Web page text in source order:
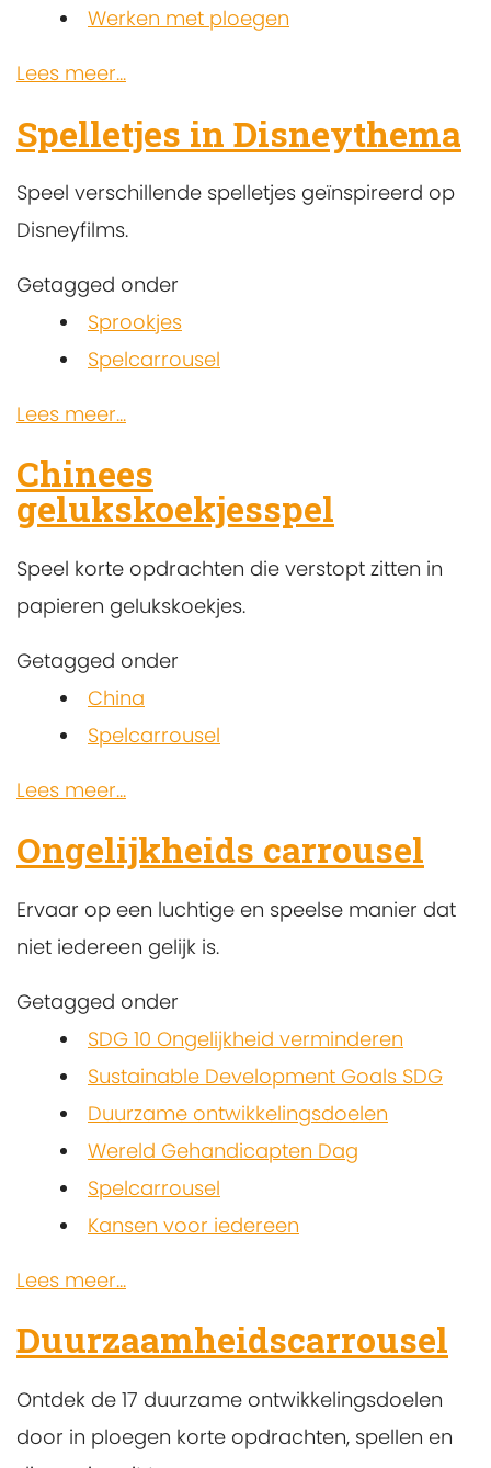
Werken met ploegen
Lees meer...
Spelletjes in Disneythema
Speel verschillende spelletjes geïnspireerd op
Disneyfilms.
Getagged onder
Sprookjes
Spelcarrousel
Lees meer...
Chinees
gelukskoekjesspel
Speel korte opdrachten die verstopt zitten in
papieren gelukskoekjes.
Getagged onder
China
Spelcarrousel
Lees meer...
Ongelijkheids carrousel
Ervaar op een luchtige en speelse manier dat
niet iedereen gelijk is.
Getagged onder
SDG 10 Ongelijkheid verminderen
Sustainable Development Goals SDG
Duurzame ontwikkelingsdoelen
Wereld Gehandicapten Dag
Spelcarrousel
Kansen voor iedereen
Lees meer...
Duurzaamheidscarrousel
Ontdek de 17 duurzame ontwikkelingsdoelen
door in ploegen korte opdrachten, spellen en